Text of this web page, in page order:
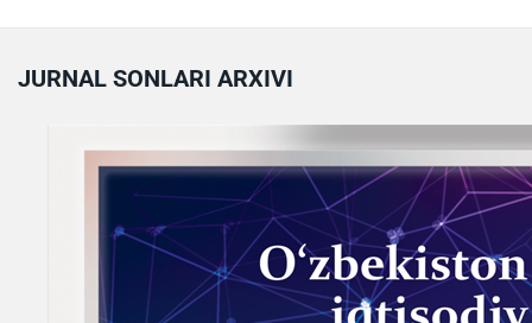
JURNAL SONLARI ARXIVI